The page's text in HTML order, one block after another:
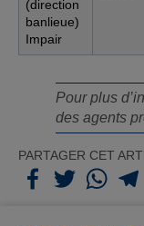
(direction
banlieue)
Impair
Pour plus
des agents
PARTAGER CET